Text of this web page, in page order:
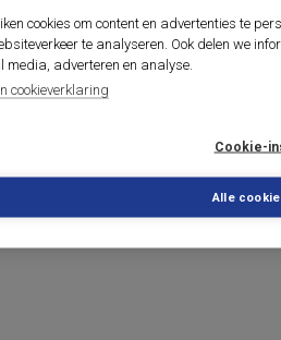
cookies om content en advertenties te
te analyseren. Ook delen we
media, adverteren en analyse.
cookieverklaring
Cookie-
Alle